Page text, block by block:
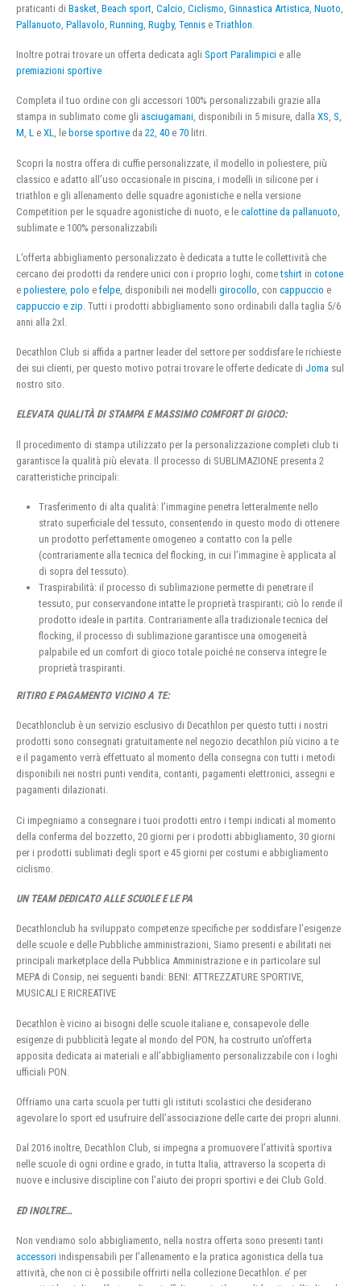
praticanti di Basket Beach sport Calcio Ciclismo Ginnastica Artistica Nuoto
Pallanuoto Pallavolo Running Rugby, Tennis e Triathlon
Inoltre potrai trovare un offerta dedicata agli Sport Paralimpici e alle
premiazioni sportive
Completa il tuo ordine con gli accessori 100% personalizzabili grazie alla
stampa in sublimato come gli asciugamani, disponibili in 5 misure, dalla XS, S,
M, L e XL, le borse sportive da 22, 40 e 70 litri.
Scopri la nostra offera di cuffie personalizzate, il modello in poliestere, più
classico e adatto all’uso occasionale in piscina, i modelli in silicone per i
triathlon e gli allenamento delle squadre agonistiche e nella versione
Competition per le squadre agonistiche di nuoto, e le calottine da pallanuoto
sublimate e 100% personalizzabili
L’offerta abbigliamento personalizzato è dedicata a tutte le collettività che
cercano dei prodotti da rendere unici con i proprio loghi, cometshirt in cotone
e poliestere polo e felpe , disponibili nei modelli girocollo , con cappuccio e
cappuccio e zip . Tutti i prodotti abbigliamento sono ordinabili dalla taglia 5/6
anni alla 2xl.
Decathlon Club si affida a partner leader del settore per soddisfare le richieste
dei sui clienti, per questo motivo potrai trovare le offerte dedicate di Joma sul
nostro sito.
ELEVATA QUALITÀ DI STAMPA E MASSIMO COMFORT DI GIOCO:
Il procedimento di stampa utilizzato per la personalizzazione completi club ti
garantisce la qualità più elevata. Il processo di SUBLIMAZIONE presenta 2
caratteristiche principali:
Trasferimento di alta qualità: l’immagine penetra letteralmente nello
strato superficiale del tessuto, consentendo in questo modo di ottenere
un prodotto perfettamente omogeneo a contatto con la pelle
(contrariamente alla tecnica del flocking, in cui l’immagine è applicata al
di sopra del tessuto).
Traspirabilità: il processo di sublimazione permette di penetrare il
tessuto, pur conservandone intatte le proprietà traspiranti; ciò lo rende il
prodotto ideale in partita. Contrariamente alla tradizionale tecnica del
flocking, il processo di sublimazione garantisce una omogeneità
palpabile ed un comfort di gioco totale poiché ne conserva integre le
proprietà traspiranti.
RITIRO E PAGAMENTO VICINO A TE:
Decathlonclub è un servizio esclusivo di Decathlon per questo tutti i nostri
prodotti sono consegnati gratuitamente nel negozio decathlon più vicino a te
e il pagamento verrà effettuato al momento della consegna con tutti i metodi
disponibili nei nostri punti vendita, contanti, pagamenti elettronici, assegni e
pagamenti dilazionati.
Ci impegniamo a consegnare i tuoi prodotti entro i tempi indicati al momento
della conferma del bozzetto, 20 giorni per i prodotti abbigliamento, 30 giorni
per i prodotti sublimati degli sport e 45 giorni per costumi e abbigliamento
ciclismo.
UN TEAM DEDICATO ALLE SCUOLE E LE PA
Decathlonclub ha sviluppato competenze specifiche per soddisfare l’esigenze
delle scuole e delle Pubbliche amministrazioni, Siamo presenti e abilitati nei
principali marketplace della Pubblica Amministrazione e in particolare sul
MEPA di Consip, nei seguenti bandi: BENI: ATTREZZATURE SPORTIVE,
MUSICALI E RICREATIVE
Decathlon è vicino ai bisogni delle scuole italiane e, consapevole delle
esigenze di pubblicità legate al mondo del PON, ha costruito un’offerta
apposita dedicata ai materiali e all’abbigliamento personalizzabile con i loghi
ufficiali PON.
Offriamo una carta scuola per tutti gli istituti scolastici che desiderano
agevolare lo sport ed usufruire dell’associazione delle carte dei propri alunni.
Dal 2016 inoltre, Decathlon Club, si impegna a promuovere l’attività sportiva
nelle scuole di ogni ordine e grado, in tutta Italia, attraverso la scoperta di
nuove e inclusive discipline con l’aiuto dei propri sportivi e dei Club Gold.
ED INOLTRE…
Non vendiamo solo abbigliamento, nella nostra offerta sono presenti tanti
accessori indispensabili per l’allenamento e la pratica agonistica della tua
attività, che non ci è possibile offrirti nella collezione Decathlon. e’ per